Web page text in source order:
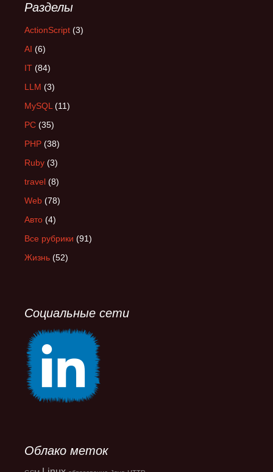
Разделы
ActionScript (3)
AI (6)
IT (84)
LLM (3)
MySQL (11)
PC (35)
PHP (38)
Ruby (3)
travel (8)
Web (78)
Авто (4)
Все рубрики (91)
Жизнь (52)
Социальные сети
Облако меток